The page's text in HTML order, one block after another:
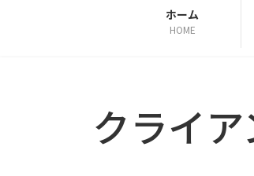
ホーム
HOME
クライ